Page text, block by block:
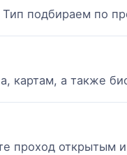
подбираем по
картам, а также
открытым